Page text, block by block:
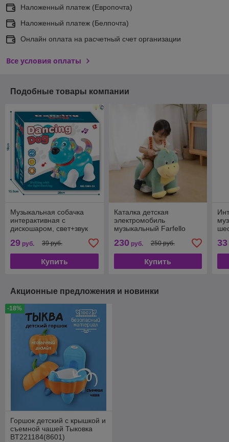
Наложенный платеж (Европочта)
Наложенный платеж (Белпочта)
Онлайн оплата на расчетный счет организации
Все условия оплаты
Подобные товары компании
Музыкальная собачка
интерактивная с
дискошаром, свет+звук
29 руб. 39 руб.
Купить
Каталка детская
электромобиль
музыкальный Farfello
230руб. 250 руб.
Купить
33
Акционные предложения и новинки
-18%
Горшок детский с крышкой и
съемной чашей Тыковка
BT221184(8601)